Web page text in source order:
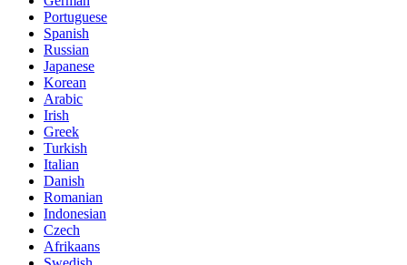
Portuguese
Spanish
Russian
Japanese
Korean
Arabic
Irish
Greek
Turkish
Italian
Danish
Romanian
Indonesian
Czech
Afrikaans